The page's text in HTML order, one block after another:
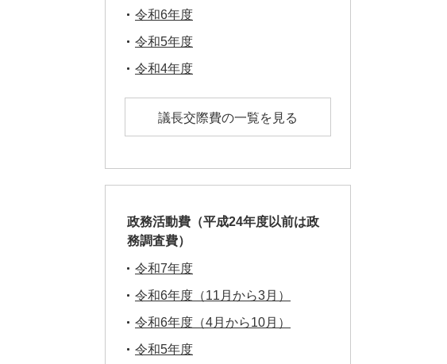
令和6年度
令和5年度
令和4年度
議長交際費の一覧を見る
政務活動費（平成24年度以前は政
務調査費）
令和7年度
令和6年度（11月から3月）
令和6年度（4月から10月）
令和5年度